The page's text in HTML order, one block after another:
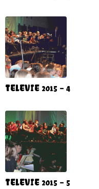
TELEVIE 2015 - 4
TELEVIE 2015 - 5